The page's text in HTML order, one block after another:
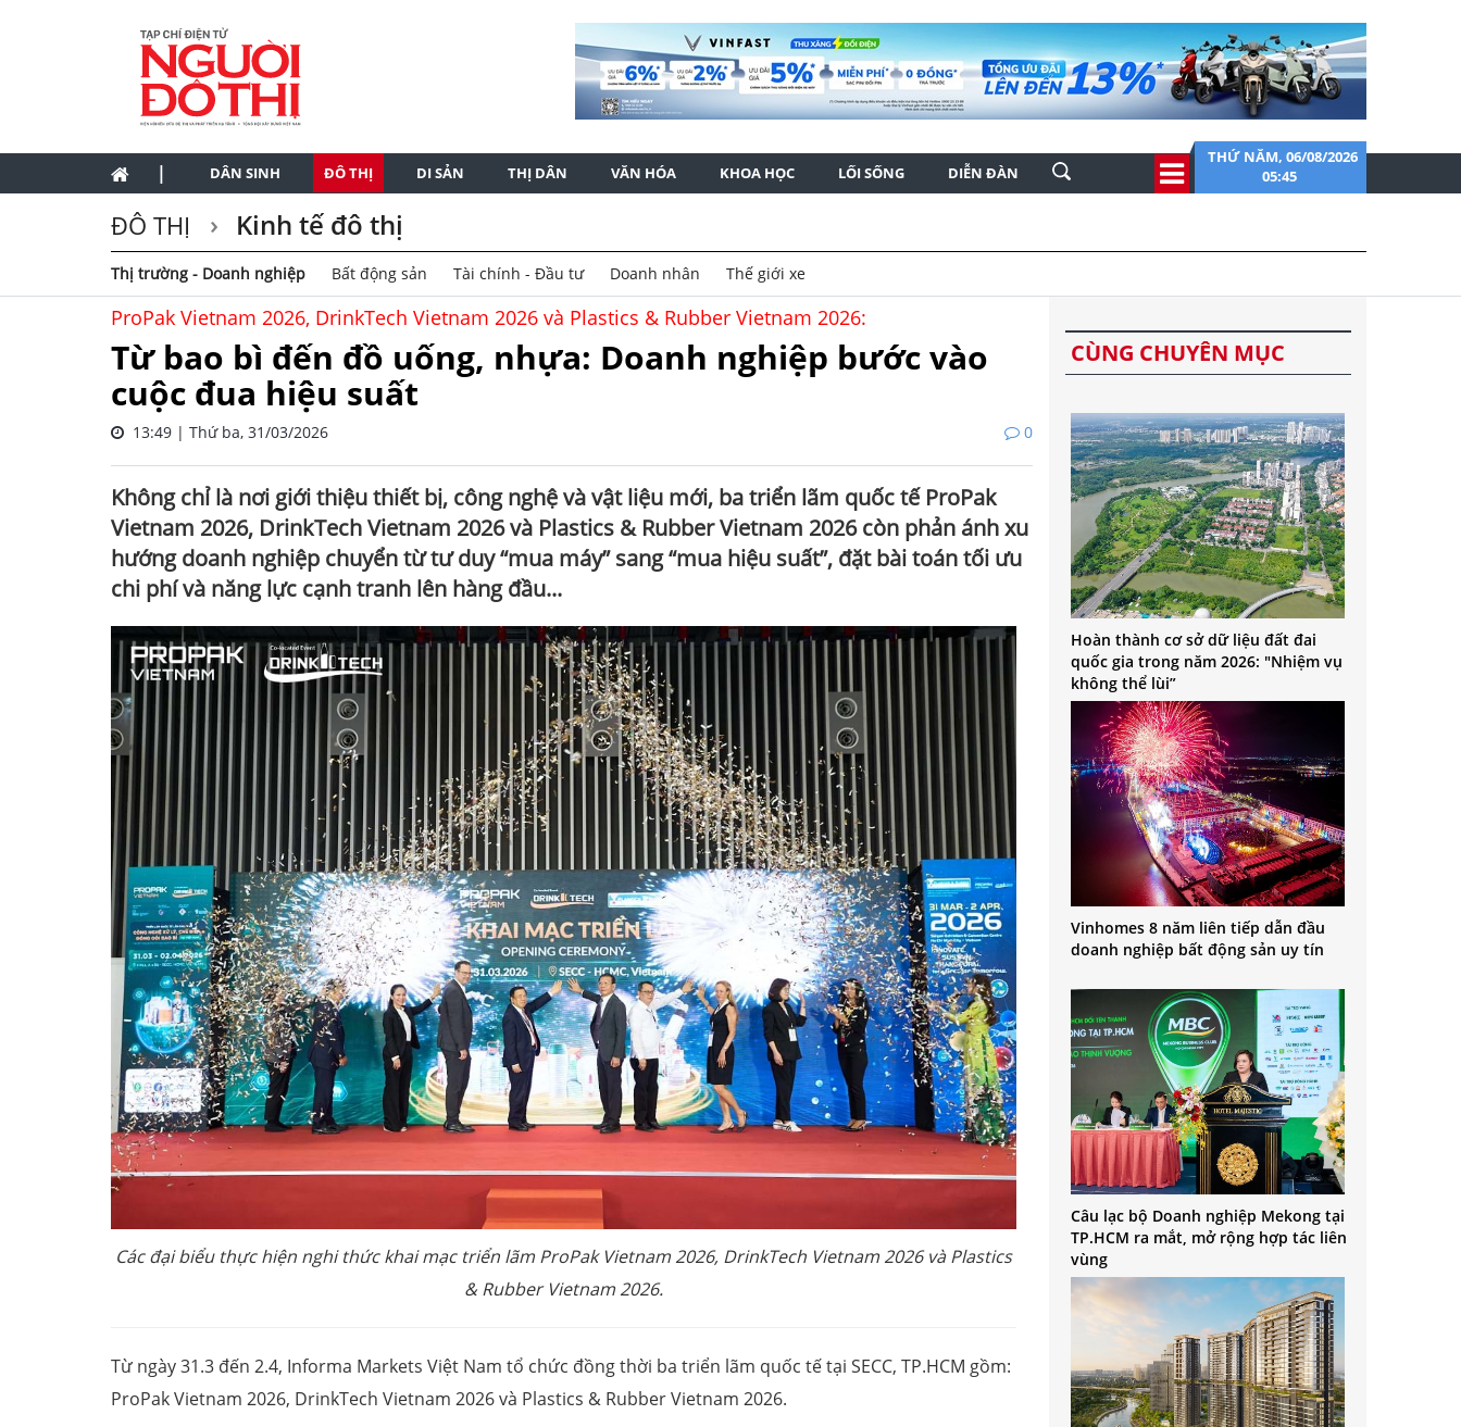
| DÂN SINH ĐÔ THỊ DI SẢN THỊ DÂN VĂN HÓA KHOA HỌC LỐI SỐNG DIỄN ĐÀN
THỨ NĂM, 06/08/2026
05:45
ĐÔ THỊ Kinh tế đô thị
Thị trường - Doanh nghiệp Bất động sản Tài chính - Đầu tư Doanh nhân Thế giới xe
ProPak Vietnam 2026, DrinkTech Vietnam 2026 và Plastics & Rubber Vietnam 2026:
Từ bao bì đến đồ uống, nhựa: Doanh nghiệp bước vào
cuộc đua hiệu suất
13:49 | Thứ ba, 31/03/2026 0
Không chỉ là nơi giới thiệu thiết bị, công nghệ và vật liệu mới, ba triển lãm quốc tế ProPak
Vietnam 2026, DrinkTech Vietnam 2026 và Plastics & Rubber Vietnam 2026 còn phản ánh xu
hướng doanh nghiệp chuyển từ tư duy “mua máy” sang “mua hiệu suất”, đặt bài toán tối ưu
chi phí và năng lực cạnh tranh lên hàng đầu...
Các đại biểu thực hiện nghi thức khai mạc triển lãm ProPak Vietnam 2026, DrinkTech Vietnam 2026 và Plastics
& Rubber Vietnam 2026.
Từ ngày 31.3 đến 2.4, Informa Markets Việt Nam tổ chức đồng thời ba triển lãm quốc tế tại SECC, TP.HCM gồm:
ProPak Vietnam 2026, DrinkTech Vietnam 2026 và Plastics & Rubber Vietnam 2026.
CÙNG CHUYÊN MỤC
Hoàn thành cơ sở dữ liệu đất đai
quốc gia trong năm 2026: "Nhiệm vụ
không thể lùi”
Vinhomes 8 năm liên tiếp dẫn đầu
doanh nghiệp bất động sản uy tín
Câu lạc bộ Doanh nghiệp Mekong tại
TP.HCM ra mắt, mở rộng hợp tác liên
vùng